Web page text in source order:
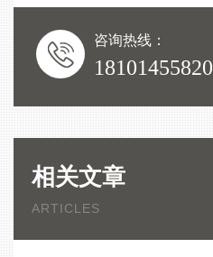
咨询热线：
18101455820
相关文章
ARTICLES